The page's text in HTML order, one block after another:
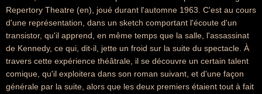
Repertory Theatre (en), joué durant l'automne 1963. C'est au cours
d'une représentation, dans un sketch comportant l'écoute d'un
transistor, qu'il apprend, en même temps que la salle, l'assassinat
de Kennedy, ce qui, dit-il, jette un froid sur la suite du spectacle. À
travers cette expérience théâtrale, il se découvre un certain talent
comique, qu'il exploitera dans son roman suivant, et d'une façon
générale par la suite, alors que les deux premiers étaient tout à fait